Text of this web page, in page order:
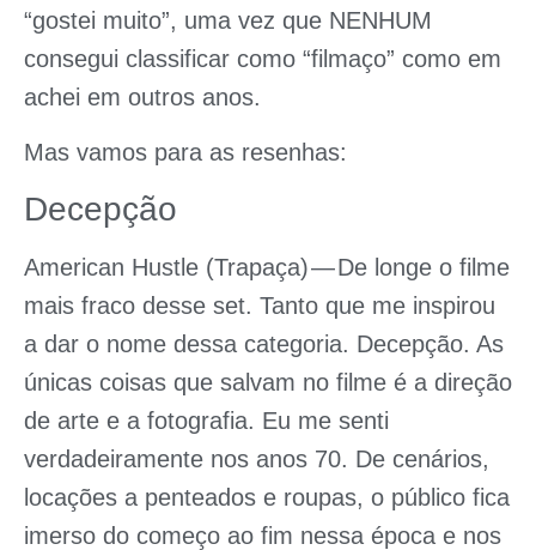
“gostei muito”, uma vez que NENHUM
consegui classificar como “filmaço” como em
achei em outros anos.
Mas vamos para as resenhas:
Decepção
American Hustle (Trapaça)— De longe o filme
mais fraco desse set. Tanto que me inspirou
a dar o nome dessa categoria. Decepção. As
únicas coisas que salvam no filme é a direção
de arte e a fotografia. Eu me senti
verdadeiramente nos anos 70. De cenários,
locações a penteados e roupas, o público fica
imerso do começo ao fim nessa época e nos